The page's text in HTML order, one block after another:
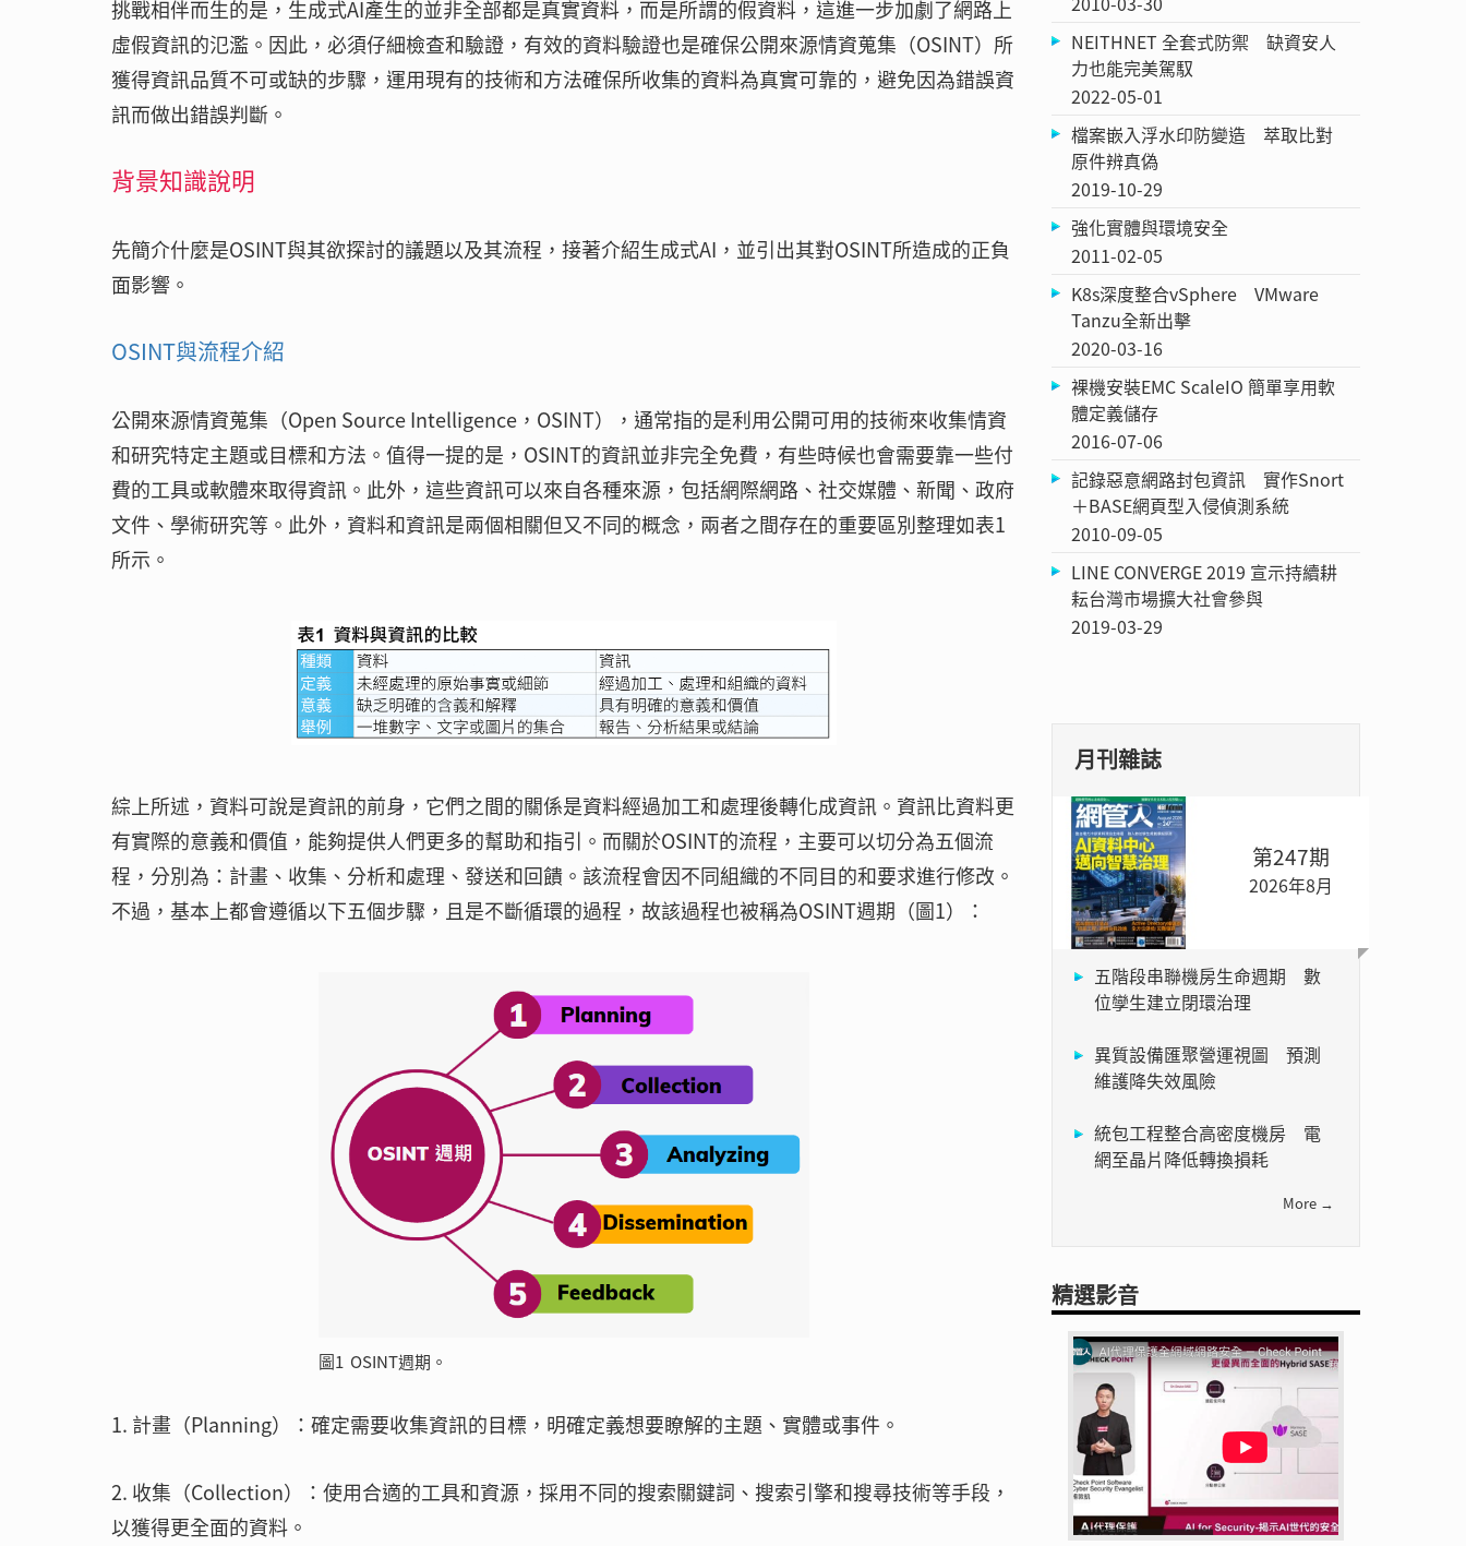
挑戰相伴而生的是，生成式AI產生的並非全部都是真實資料，而是所謂的假資料，這進一步加劇了網路上
虛假資訊的氾濫。因此，必須仔細檢查和驗證，有效的資料驗證也是確保公開來源情資蒐集（OSINT）所
獲得資訊品質不可或缺的步驟，運用現有的技術和方法確保所收集的資料為真實可靠的，避免因為錯誤資
訊而做出錯誤判斷。
背景知識說明
先簡介什麼是OSINT與其欲探討的議題以及其流程，接著介紹生成式AI，並引出其對OSINT所造成的正負
面影響。
OSINT與流程介紹
公開來源情資蒐集（Open Source Intelligence，OSINT），通常指的是利用公開可用的技術來收集情資
和研究特定主題或目標和方法。值得一提的是，OSINT的資訊並非完全免費，有些時候也會需要靠一些付
費的工具或軟體來取得資訊。此外，這些資訊可以來自各種來源，包括網際網路、社交媒體、新聞、政府
文件、學術研究等。此外，資料和資訊是兩個相關但又不同的概念，兩者之間存在的重要區別整理如表1
所示。
綜上所述，資料可說是資訊的前身，它們之間的關係是資料經過加工和處理後轉化成資訊。資訊比資料更
有實際的意義和價值，能夠提供人們更多的幫助和指引。而關於OSINT的流程，主要可以切分為五個流
程，分別為：計畫、收集、分析和處理、發送和回饋。該流程會因不同組織的不同目的和要求進行修改。
不過，基本上都會遵循以下五個步驟，且是不斷循環的過程，故該過程也被稱為OSINT週期（圖1）：
圖1 OSINT週期。
1. 計畫（Planning）：確定需要收集資訊的目標，明確定義想要瞭解的主題、實體或事件。
2. 收集（Collection）：使用合適的工具和資源，採用不同的搜索關鍵詞、搜索引擎和搜尋技術等手段，
以獲得更全面的資料。
NEITHNET 全套式防禦 缺資安人
力也能完美駕馭
2022-05-01
檔案嵌入浮水印防變造 萃取比對
原件辨真偽
2019-10-29
強化實體與環境安全
2011-02-05
K8s深度整合vSphere VMware
Tanzu全新出擊
2020-03-16
裸機安裝EMC ScaleIO 簡單享用軟
體定義儲存
2016-07-06
記錄惡意網路封包資訊 實作Snort
＋BASE網頁型入侵偵測系統
2010-09-05
LINE CONVERGE 2019 宣示持續耕
耘台灣市場擴大社會參與
2019-03-29
月刊雜誌
第247期
2026年8月
五階段串聯機房生命週期 數
位孿生建立閉環治理
異質設備匯聚營運視圖 預測
維護降失效風險
統包工程整合高密度機房 電
網至晶片降低轉換損耗
More →
精選影音